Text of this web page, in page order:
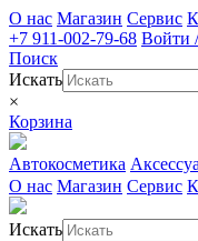
О нас Магазин Сервис
+7 911-002-79-68 Войти
Поиск
Искать
×
Корзина
Автокосметика
О нас Магазин Сервис
Искать